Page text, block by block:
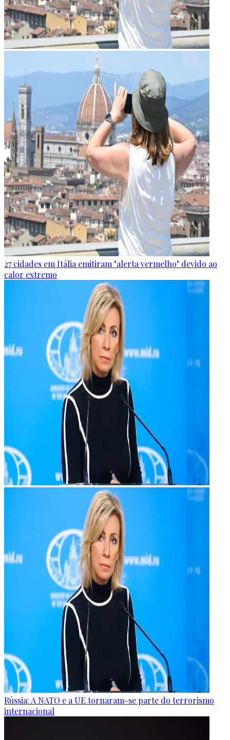
27 cidades em Itália emitiram "alerta vermelho" devido ao
calor extremo
Rússia: A NATO e a UE tornaram-se parte do terrorismo
internacional